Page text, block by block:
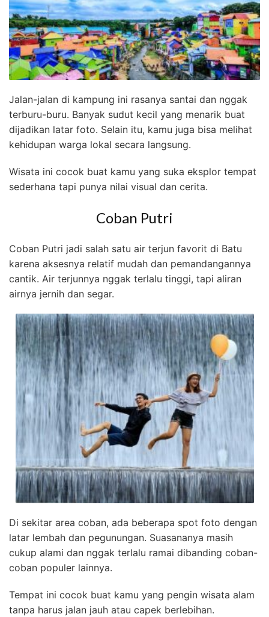
Jalan-jalan di kampung ini rasanya santai dan nggak
terburu-buru. Banyak sudut kecil yang menarik buat
dijadikan latar foto. Selain itu, kamu juga bisa melihat
kehidupan warga lokal secara langsung.
Wisata ini cocok buat kamu yang suka eksplor tempat
sederhana tapi punya nilai visual dan cerita.
Coban Putri
Coban Putri jadi salah satu air terjun favorit di Batu
karena aksesnya relatif mudah dan pemandangannya
cantik. Air terjunnya nggak terlalu tinggi, tapi aliran
airnya jernih dan segar.
Di sekitar area coban, ada beberapa spot foto dengan
latar lembah dan pegunungan. Suasananya masih
cukup alami dan nggak terlalu ramai dibanding coban-
coban populer lainnya.
Tempat ini cocok buat kamu yang pengin wisata alam
tanpa harus jalan jauh atau capek berlebihan.